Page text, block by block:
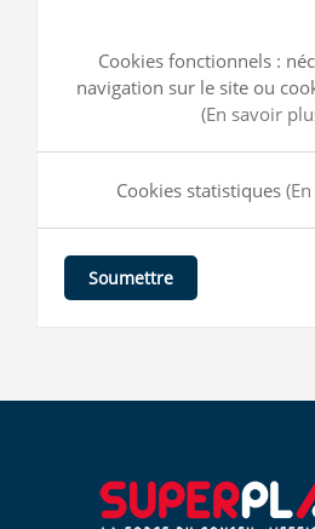
Cookies fonctionnels :
navigation sur le site ou
(En savoir
Cookies statistiques
Soumettre